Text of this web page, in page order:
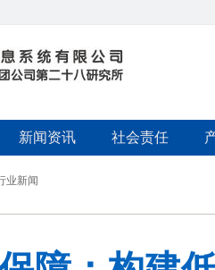
新闻资讯 社会责任
业新闻